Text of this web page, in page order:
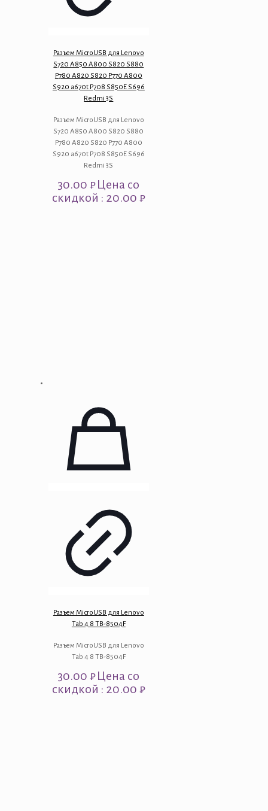
Разъем MicroUSB для Lenovo
S720 A850 A800 S820 S880
P780 A820 S820 P770 A800
S920 a670t P708 S850E S696
Redmi 3S
Разъем MicroUSB для Lenovo
S720 A850 A800 S820 S880
P780 A820 S820 P770 A800
S920 a670t P708 S850E S696
Redmi 3S
30.00₽Цена со
скидкой : 20.00 ₽
Разъем MicroUSB для Lenovo
Tab 4 8 TB-8504F
Разъем MicroUSB для Lenovo
Tab 4 8 TB-8504F
30.00₽Цена со
скидкой : 20.00 ₽